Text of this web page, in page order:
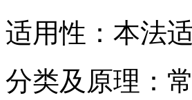
适用性：本法
分类及原理：